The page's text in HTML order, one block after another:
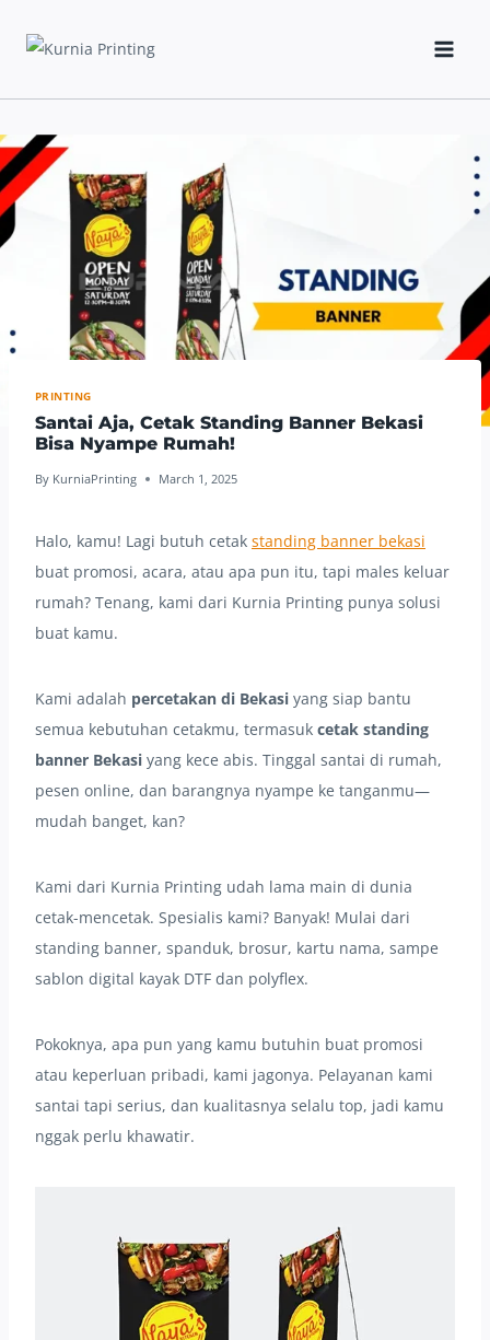
PRINTING
Santai Aja, Cetak Standing Banner Bekasi
Bisa Nyampe Rumah!
By KurniaPrinting March 1, 2025
Halo, kamu! Lagi butuh cetak standing banner bekasi
buat promosi, acara, atau apa pun itu, tapi males keluar
rumah? Tenang, kami dari Kurnia Printing punya solusi
buat kamu.
Kami adalah percetakan di Bekasi yang siap bantu
semua kebutuhan cetakmu, termasuk cetak standing
banner Bekasi yang kece abis. Tinggal santai di rumah,
pesen online, dan barangnya nyampe ke tanganmu—
mudah banget, kan?
Kami dari Kurnia Printing udah lama main di dunia
cetak-mencetak. Spesialis kami? Banyak! Mulai dari
standing banner, spanduk, brosur, kartu nama, sampe
sablon digital kayak DTF dan polyflex.
Pokoknya, apa pun yang kamu butuhin buat promosi
atau keperluan pribadi, kami jagonya. Pelayanan kami
santai tapi serius, dan kualitasnya selalu top, jadi kamu
nggak perlu khawatir.